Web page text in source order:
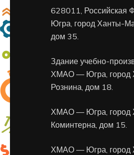
628011,
Югра, город Ханты-
дом 35.
Здание учебно-
ХМАО — Югра, город
Рознина, дом 18.
ХМАО — Югра, город
Коминтерна, дом 15.
ХМАО — Югра, город